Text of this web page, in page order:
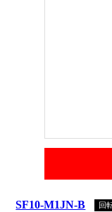
SF10-M1JN-B 回